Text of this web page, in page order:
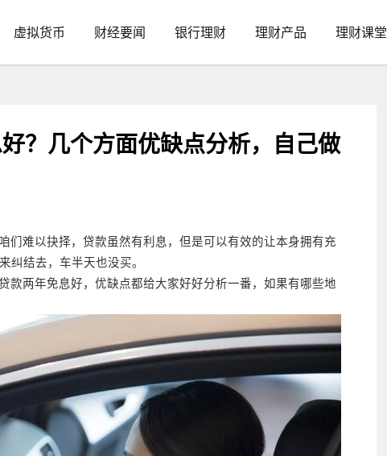
虚拟货币 财经要闻 银行理财 理财产品 理财课堂
？几个方面优缺点分析，自己做
们难以抉择，贷款虽然有利息，但是可以有效的让本身拥有充
纠结去，车半天也没买。
款两年免息好，优缺点都给大家好好分析一番，如果有哪些地